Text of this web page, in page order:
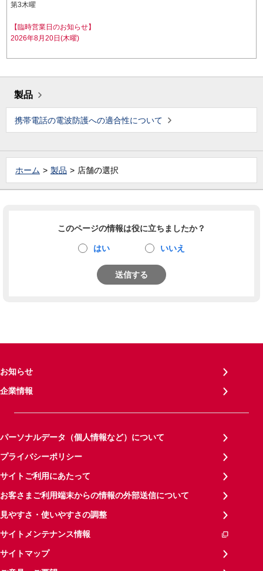
第3木曜
【臨時営業日のお知らせ】
2026年8月20日(木曜)
製品
携帯電話の電波防護への適合性について
ホーム 製品 店舗の選択
このページの情報は役に立ちましたか？
はい いいえ
送信する
お知らせ
企業情報
パーソナルデータ（個人情報など）について
プライバシーポリシー
サイトご利用にあたって
お客さまご利用端末からの情報の外部送信について
見やすさ・使いやすさの調整
サイトメンテナンス情報
サイトマップ